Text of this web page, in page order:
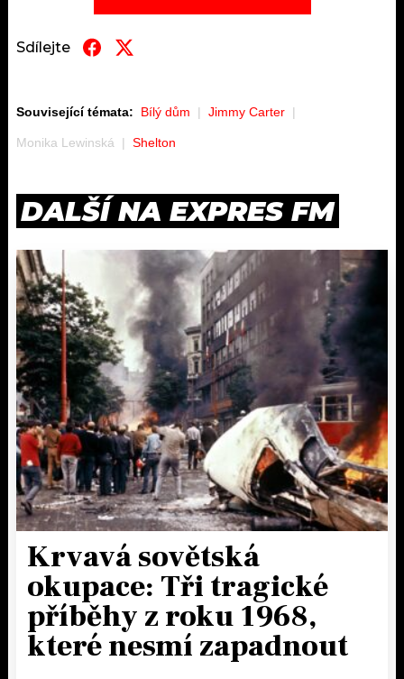
Sdílejte
Související témata: Bílý dům Jimmy Carter
Monika Lewinská Shelton
DALŠÍ NA EXPRES FM
Krvavá sovětská
okupace: Tři tragické
příběhy z roku 1968,
které nesmí zapadnout